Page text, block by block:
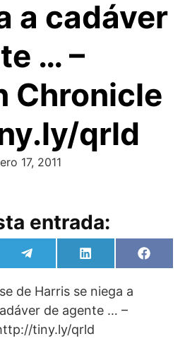
a cadáver
… –
Chronicle
qrld
17, 2011
entrada:
Compartir
en
e
e
r
a
m
Compartir
en
L
i
k
e
d
I
n
en
F
a
de Harris se niega a
de agente … –
tiny.ly/qrld